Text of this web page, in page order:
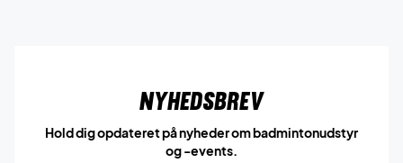
Nyhedsbrev
Hold dig opdateret på nyheder om badmintonudstyr
og -events.